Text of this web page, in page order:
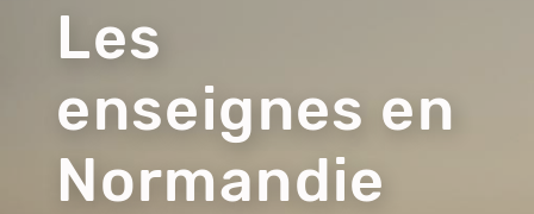
Les
enseignes en
Normandie